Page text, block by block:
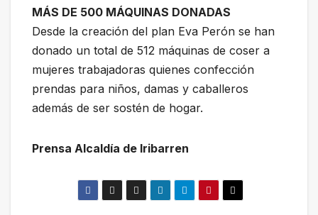
MÁS DE 500 MÁQUINAS DONADAS
Desde la creación del plan Eva Perón se han
donado un total de 512 máquinas de coser a
mujeres trabajadoras quienes confección
prendas para niños, damas y caballeros
además de ser sostén de hogar.
Prensa Alcaldía de Iribarren